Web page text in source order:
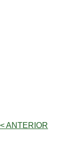
< ANTERIOR